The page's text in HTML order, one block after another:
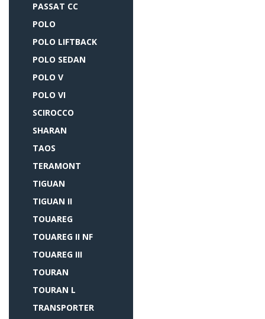
PASSAT CC
POLO
POLO LIFTBACK
POLO SEDAN
POLO V
POLO VI
SCIROCCO
SHARAN
TAOS
TERAMONT
TIGUAN
TIGUAN II
TOUAREG
TOUAREG II NF
TOUAREG III
TOURAN
TOURAN L
TRANSPORTER